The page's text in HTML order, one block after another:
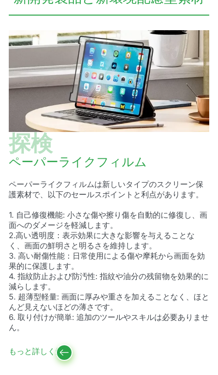
探検
ペーパーライクフィルム
ペーパーライクフィルムは新しいタイプのスクリーン保
護素材で、以下のセールスポイントと利点があります。
1. 自己修復機能: 小さな傷や擦り傷を自動的に修復し、画
面へのダメージを軽減します。
2.高い透明度：表示効果に大きな影響を与えることな
く、画面の鮮明さと明るさを維持します。
3. 高い耐傷性能：日常使用による傷や摩耗から画面を効
果的に保護します。
4. 指紋防止および防汚性: 指紋や油分の残留物を効果的に
減らします。
5. 超薄型軽量: 画面に厚みや重さを加えることなく、ほと
んど見えないほどの薄さです。
6. 取り付けが簡単: 追加のツールやスキルは必要ありませ
ん。
もっと詳しく知る